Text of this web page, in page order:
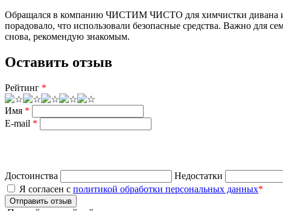
Обращался в компанию ЧИСТИМ ЧИСТО для химчистки дивана и
порадовало, что использовали безопасные средства. Важно для
снова, рекомендую знакомым.
Оставить отзыв
Рейтинг *
Имя *
E-mail *
Достоинства Недостатки
Я согласен с политикой обработки персональных данных*
Отправить отзыв